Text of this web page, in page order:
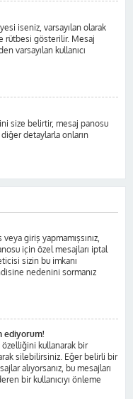
iseniz, varsayılan olarak
rütbesi gösterilir. Mesaj
varsayılan kullanıcı
size belirtir, mesaj panosu
detaylarla onların
giriş yapmamışsınız,
için özel mesajları iptal
sizin bu imkanı
nedenini sormanız
ediyorum!
özelliğini kullanarak bir
silebilirsiniz. Eğer belirli bir
alıyorsanız, bu mesajları
bir kullanıcıyı önleme